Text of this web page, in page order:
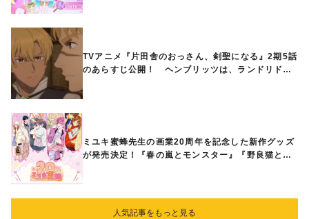
TVアニメ『片田舎のおっさん、剣聖になる』2期5話
のあらすじ公開！ ヘンブリッツは、ランドリドに
ミユキ蜜蜂先生の画業20周年を記念した新作グッズ
が発売決定！『春の嵐とモンスター』『野良猫と
人気記事をもっと見る